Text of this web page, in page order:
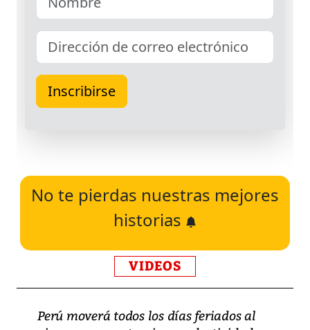
No te pierdas nuestras mejores
historias
VIDEOS
Perú moverá todos los días feriados al